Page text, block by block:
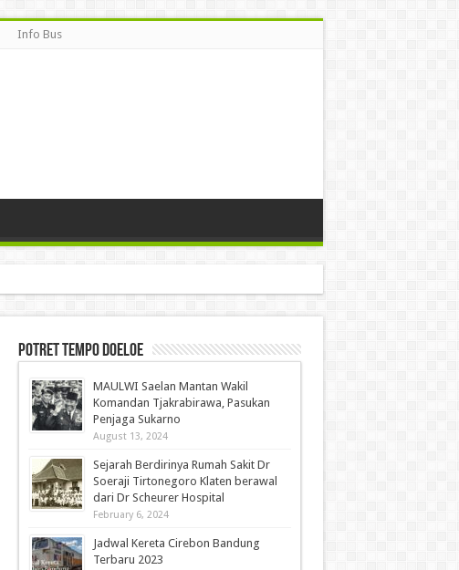
Info Bus
Potret Tempo Doeloe
MAULWI Saelan Mantan Wakil
Komandan Tjakrabirawa, Pasukan
Penjaga Sukarno
August 13, 2024
Sejarah Berdirinya Rumah Sakit Dr
Soeraji Tirtonegoro Klaten berawal
dari Dr Scheurer Hospital
February 6, 2024
Jadwal Kereta Cirebon Bandung
Terbaru 2023